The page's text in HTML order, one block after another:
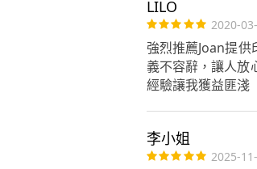
LILO
2020-
強烈推薦Joan提
義不容辭，讓人放
經驗讓我獲益匪淺
李小姐
2025-